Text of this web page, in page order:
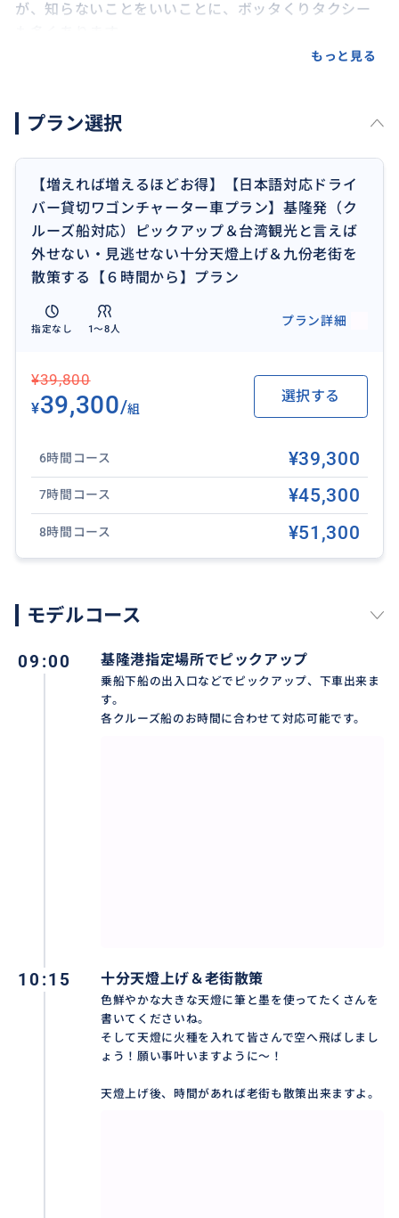
が、知らないことをいいことに、ボッタくりタクシー
快適なツアーを楽しむためにも当方専用チャータープ
車種、ドライバー指定は不可です。(事前にも公開はし
なお、お手数ですがクルーズ船寄港日はご予約が大変
混み合います。可能でしたらお申し込み前にお手数で
すが、予約可否(ご利用日時、人数、ピックアップ時間
など)をお問合せ頂くことをお勧めします。
クルーズ船で基隆に寄港される方は港から直接ピック
アップしてチャーター車で観光後港で直接下車できる
台湾観光へ来たら絶対に一度は訪れたい九份・十分天
燈上げプランです。
いませ。
もちろん、日本語対応ドライバーですからコミュニケ
ーションの心配も入りません。
対応して旅のお手伝いをします。
ーの同行はありません。車内での情報連絡、ご案内を
させて頂きますことご了承下さいませ。
また、九份では駐車場利用となります。駐車場料金は
もっと見る
プラン選択
【増えれば増えるほどお得】【日本語対応ドライ
バー貸切ワゴンチャーター車プラン】基隆発（ク
ルーズ船対応）ピックアップ＆台湾観光と言えば
外せない・見逃せない十分天燈上げ＆九份老街を
散策する【６時間から】プラン
指定なし 1〜8人
プラン詳細
¥39,800
¥39,300/組
選択する
6時間コース ¥39,300
7時間コース ¥45,300
8時間コース ¥51,300
モデルコース
09:00 基隆港指定場所でピックアップ
乗船下船の出入口などでピックアップ、下車出来ま
す。
各クルーズ船のお時間に合わせて対応可能です。
10:15 十分天燈上げ＆老街散策
色鮮やかな大きな天燈に筆と墨を使ってたくさんを
書いてくださいね。
そして天燈に火種を入れて皆さんで空へ飛ばしまし
ょう！願い事叶いますように〜！
天燈上げ後、時間があれば老街も散策出来ますよ。